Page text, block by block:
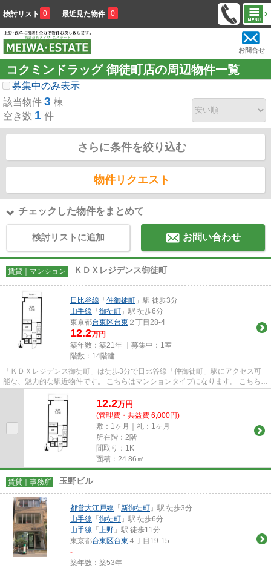
検討リスト 0 最近見た物件 0
お問合せ
コクミンドラッグ 御徒町店の周辺物件一覧
募集中のみ表示
該当物件 3 棟
空き数 1 件
さらに条件を絞り込む
物件リクエスト
チェックした物件をまとめて
検討リストに追加 お問い合わせ
賃貸｜マンション ＫＤＸレジデンス御徒町
日比谷線 「 仲御徒町 」駅 徒歩3分
山手線 「 御徒町 」駅 徒歩6分
東京都台東区台東 ２丁目28-4
12.2万円
築年数：築21年 ｜募集中： 1室
階数：14階建
「ＫＤＸレジデンス御徒町」は徒歩3分で日比谷線「仲御徒町」駅にアクセス可
能な、魅力的な駅近物件です。 こちらはマンションタイプになります。 こちらは
エレベーター付き物件です...
12.2万円
(管理費・共益費 6,000円)
敷：1ヶ月｜礼：1ヶ月
所在階：2階
間取り：1K
面積：24.86㎡
賃貸｜事務所 玉野ビル
都営大江戸線 「 新御徒町 」駅 徒歩3分
山手線 「 御徒町 」駅 徒歩6分
山手線 「 上野 」駅 徒歩11分
東京都台東区台東 ４丁目19-15
-
築年数：築53年